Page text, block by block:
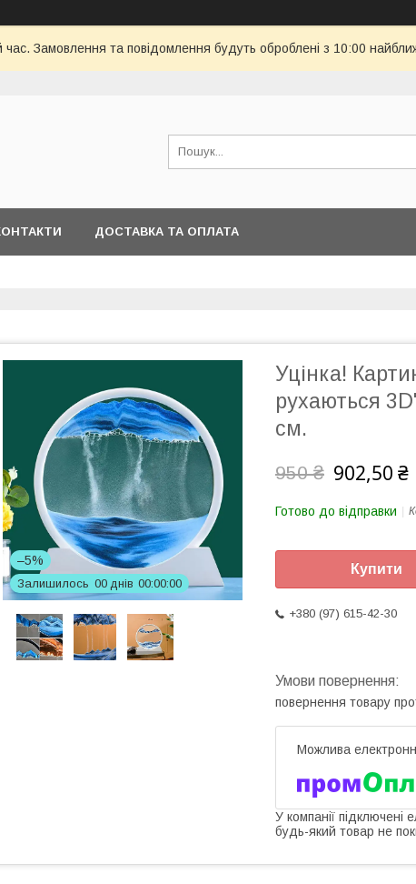
час. Замовлення та повідомлення будуть оброблені з 10:00
ДОСТАВКА ТА ОПЛАТА
–5%
Залишилось 00 днів 00 00 00
Уцінка!
рухаються
см.
950 ₴ 902,50 ₴
Готово до відправки
Купити
+380 (97) 615-42-30
повернення товару
У компанії підключені
будь-який товар не